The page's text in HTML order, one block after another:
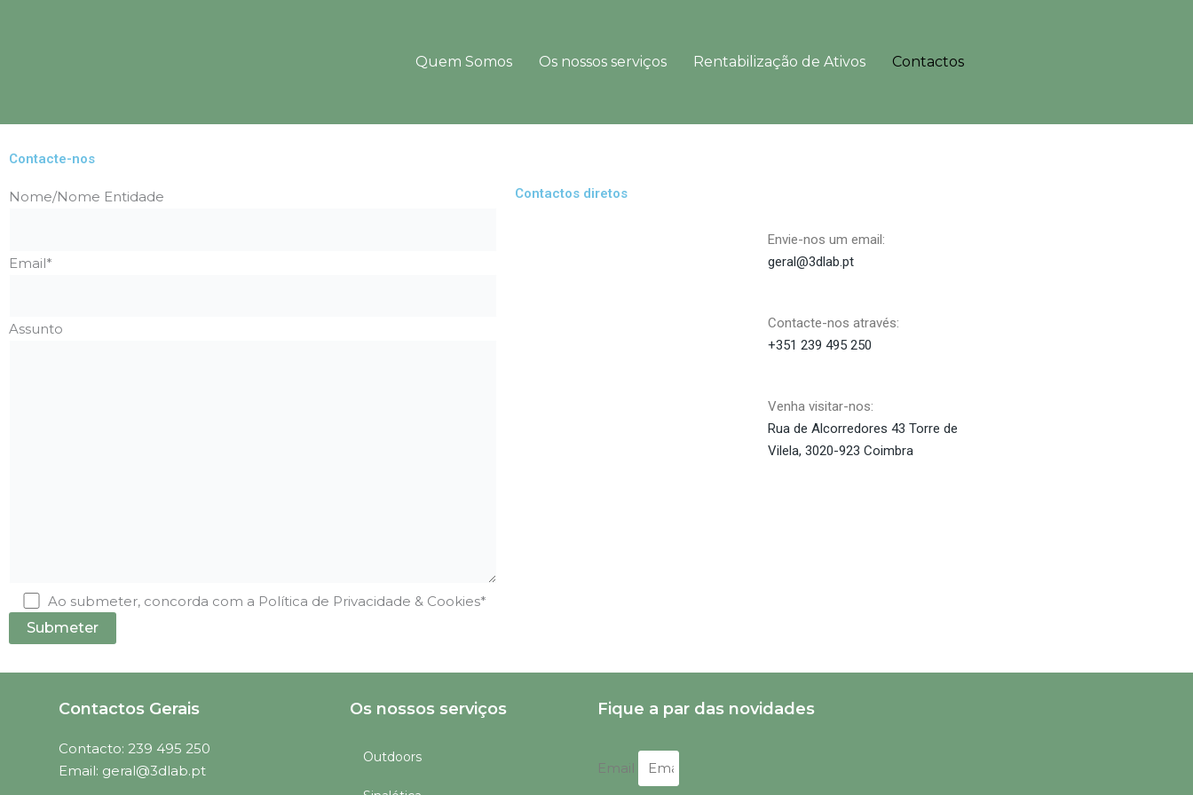
Quem Somos Os nossos serviços Rentabilização de Ativos Contactos
Contacte-nos
Nome/Nome Entidade
Email*
Assunto
Ao submeter, concorda com a Política de Privacidade & Cookies*
l
Contactos diretos
Envie-nos um email:
geral@3dlab.pt
Contacte-nos através:
+351 239 495 250
Venha visitar-nos:
Rua de Alcorredores 43 Torre de
Vilela, 3020-923 Coimbra
Contactos Gerais
Contacto: 239 495 250
Email: geral@3dlab.pt
Os nossos serviços
Outdoors
Fique a par das novidades
Email